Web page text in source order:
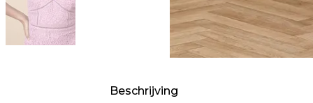
Beschrijving